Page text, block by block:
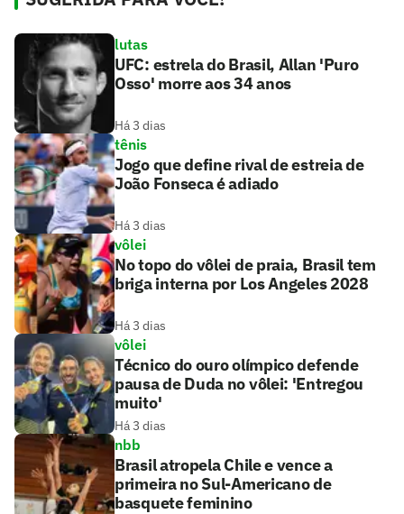
lutas
UFC: estrela do Brasil, Allan 'Puro
Osso' morre aos 34 anos
Há 3 dias
tênis
Jogo que define rival de estreia de
João Fonseca é adiado
Há 3 dias
vôlei
No topo do vôlei de praia, Brasil tem
briga interna por Los Angeles 2028
Há 3 dias
vôlei
Técnico do ouro olímpico defende
pausa de Duda no vôlei: 'Entregou
muito'
Há 3 dias
nbb
Brasil atropela Chile e vence a
primeira no Sul-Americano de
basquete feminino